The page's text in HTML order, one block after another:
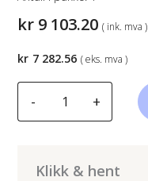
kr 9 103.20 ( ink. mva )
-
løftesylinder
antall
+
Klikk & hent
kr 7 282.56 ( eks. mva )